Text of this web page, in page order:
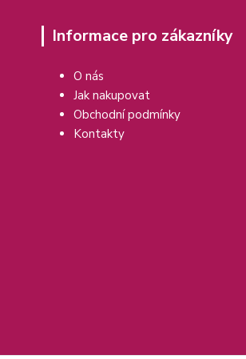
Informace pro zákazníky
O nás
Jak nakupovat
Obchodní podmínky
Kontakty